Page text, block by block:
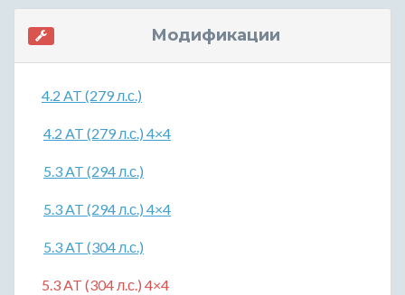
Модификации
4.2 AT (279 л.с.)
4.2 AT (279 л.с.) 4×4
5.3 AT (294 л.с.)
5.3 AT (294 л.с.) 4×4
5.3 AT (304 л.с.)
5.3 AT (304 л.с.) 4×4